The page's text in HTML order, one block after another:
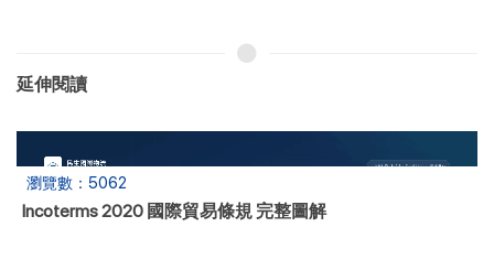
延伸閱讀
瀏覽數：110
CBAM 2026 申報實戰-台灣出口成本試算